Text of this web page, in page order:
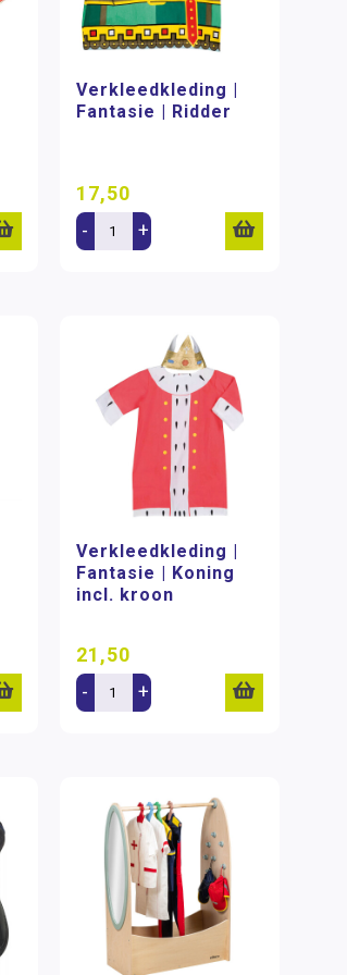
Verkleedkleding |
Fantasie | Ridder
17,50
- +
Verkleedkleding |
Fantasie | Koning
incl. kroon
21,50
- +